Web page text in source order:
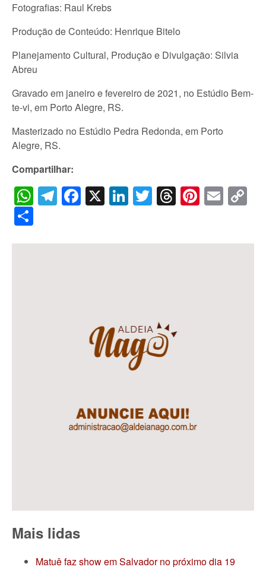
Fotografias: Raul Krebs
Produção de Conteúdo: Henrique Bitelo
Planejamento Cultural, Produção e Divulgação: Silvia
Abreu
Gravado em janeiro e fevereiro de 2021, no Estúdio Bem-
te-vi, em Porto Alegre, RS.
Masterizado no Estúdio Pedra Redonda, em Porto
Alegre, RS.
Compartilhar:
WhatsApp
Telegram
Facebook
X LinkedIn
Twitter
Threads
Mais lidas
Matuê faz show em Salvador no próximo dia 19